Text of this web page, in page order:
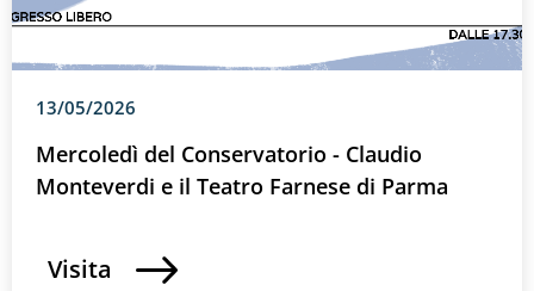
13/05/2026
Mercoledì del Conservatorio - Claudio
Monteverdi e il Teatro Farnese di Parma
Visita